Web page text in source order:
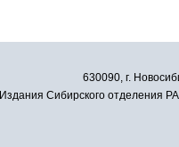
630090, г.
Издания Сибирского отделения